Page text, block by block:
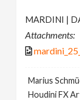
MARDINI |
Attachments:
Marius
Houdini FX